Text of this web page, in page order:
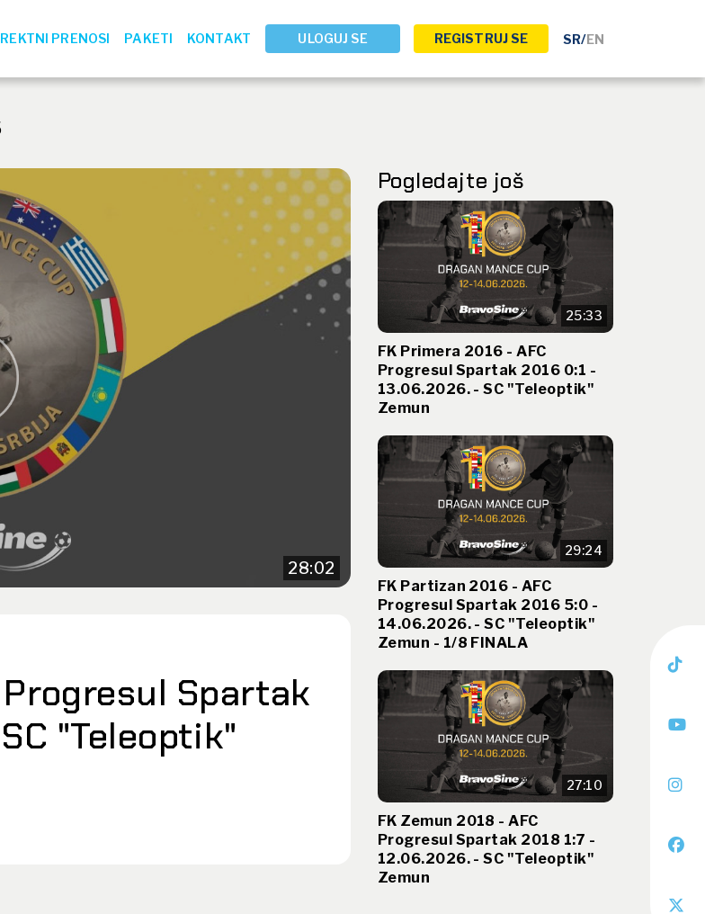
PRENOSI PAKETI KONTAKT ULOGUJ SE REGISTRUJ SE SR/EN
28:02
Spartak
"Teleoptik"
Pogledajte još
25:33
FK Primera 2016 - AFC
Progresul Spartak 2016 0:1 -
13.06.2026. - SC "Teleoptik"
Zemun
29:24
FK Partizan 2016 - AFC
Progresul Spartak 2016 5:0 -
14.06.2026. - SC "Teleoptik"
Zemun - 1/8 FINALA
27:10
FK Zemun 2018 - AFC
Progresul Spartak 2018 1:7 -
12.06.2026. - SC "Teleoptik"
Zemun